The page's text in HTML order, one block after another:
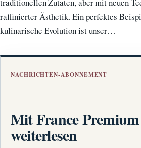
traditionellen Zutaten, aber mit neuen
raffinierter Ästhetik. Ein perfektes
kulinarische Evolution ist unser…
NACHRICHTEN-ABONNEMENT
Mit France Premium
weiterlesen